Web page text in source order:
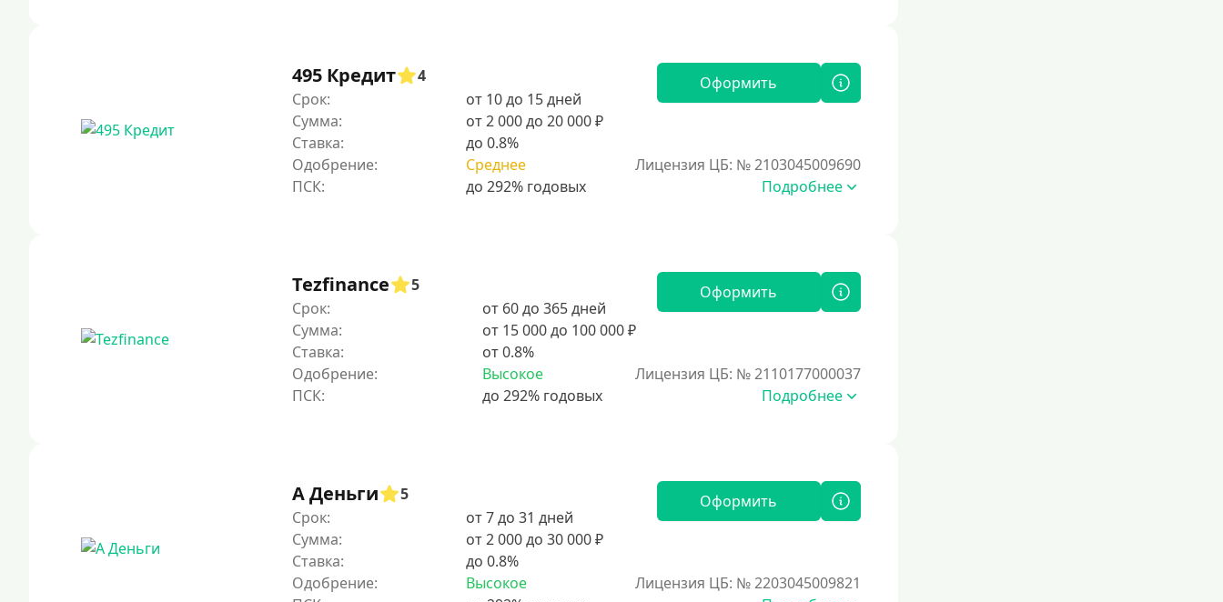
495 Кредит
4
Срок:
от 10 до 15 дней
Сумма:
от 2 000 до 20 000 ₽
Ставка:
до 0.8%
Одобрение:
Среднее
Оформить
Лицензия ЦБ: № 2103045009690
Подробнее
Tezfinance
5
Срок:
от 60 до 365 дней
Сумма:
от 15 000 до 100 000 ₽
Ставка:
от 0.8%
Одобрение:
Высокое
Оформить
Лицензия ЦБ: № 2110177000037
Подробнее
А Деньги
5
Срок:
от 7 до 31 дней
Сумма:
от 2 000 до 30 000 ₽
Ставка:
до 0.8%
Одобрение:
Высокое
Оформить
Лицензия ЦБ: № 2203045009821